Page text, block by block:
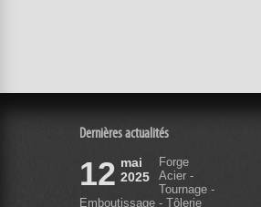
Dernières actualités
12 mai
2025
Forge
Acier -
Tournage -
Emboutissage - Tôlerie